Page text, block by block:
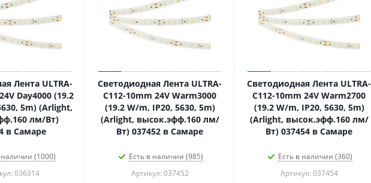
Лента ULTRA-
Day4000 (19.2
5m) (Arlight,
лм/Вт)
в Самаре
наличии (1000)
036314
Светодиодная Лента ULTRA-
C112-10mm 24V Warm3000
(19.2 W/m, IP20, 5630, 5m)
(Arlight, высок.эфф.160 лм/
Вт) 037452 в Самаре
Есть в наличии (985)
Артикул: 037452
Светодиодная Лента ULTRA-
C112-10mm 24V Warm2700
(19.2 W/m, IP20, 5630, 5m)
(Arlight, высок.эфф.160 лм/
Вт) 037454 в Самаре
Есть в наличии (360)
Артикул: 037454